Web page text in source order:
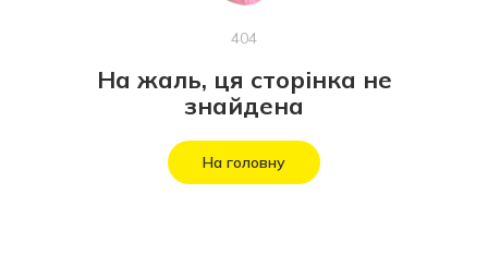
404
На жаль, ця сторінка не
знайдена
На головну